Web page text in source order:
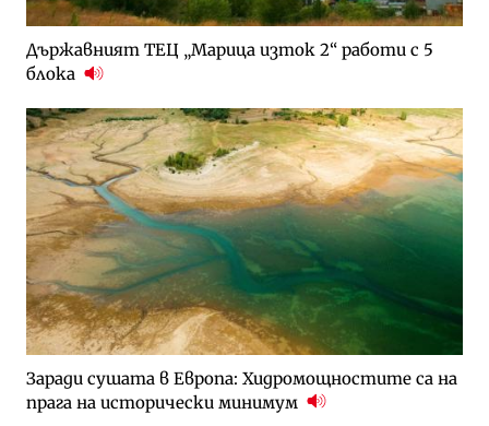
Държавният ТЕЦ „Марица изток 2“ работи с 5
блока
Заради сушата в Европа: Хидромощностите са на
прага на исторически минимум